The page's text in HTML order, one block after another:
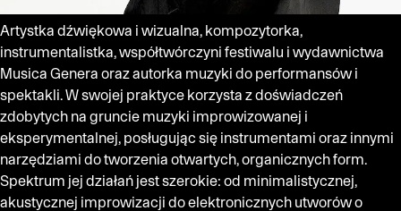
Artystka dźwiękowa i wizualna, kompozytorka,
instrumentalistka, współtwórczyni festiwalu i wydawnictwa
Musica Genera oraz autorka muzyki do performansów i
spektakli. W swojej praktyce korzysta z doświadczeń
zdobytych na gruncie muzyki improwizowanej i
eksperymentalnej, posługując się instrumentami oraz innymi
narzędziami do tworzenia otwartych, organicznych form.
Spektrum jej działań jest szerokie: od minimalistycznej,
akustycznej improwizacji do elektronicznych utworów o